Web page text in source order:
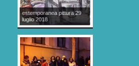
estemporanea pittura 29
luglio 2018